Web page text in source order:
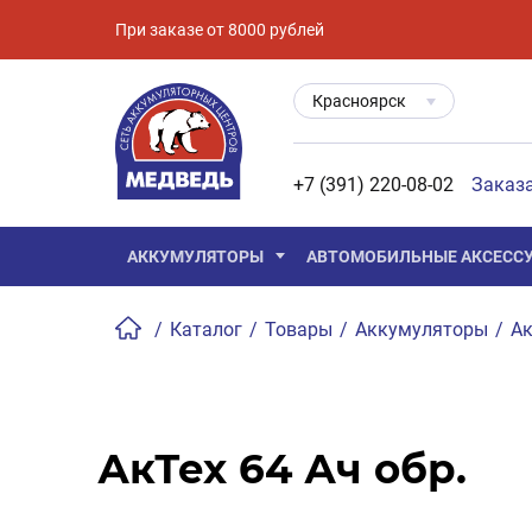
При заказе от 8000 рублей
Красноярск
+7 (391) 220-08-02
АККУМУЛЯТОРЫ АВТОМОБИЛЬНЫЕ
/ Каталог / Товары / Аккумуляторы /
АкТех 64 Ач обр.